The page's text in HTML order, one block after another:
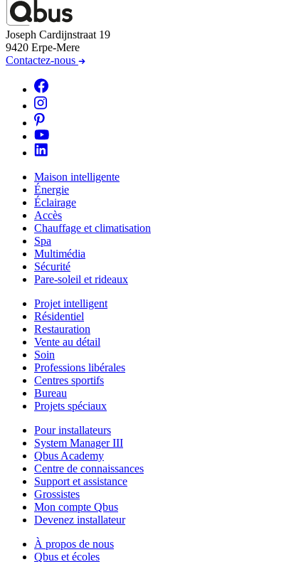
Joseph Cardijnstraat 19
9420 Erpe-Mere
Contactez-nous
Maison intelligente
Énergie
Éclairage
Accès
Chauffage et climatisation
Spa
Multimédia
Sécurité
Pare-soleil et rideaux
Projet intelligent
Résidentiel
Restauration
Vente au détail
Soin
Professions libérales
Centres sportifs
Bureau
Projets spéciaux
Pour installateurs
System Manager III
Qbus Academy
Centre de connaissances
Support et assistance
Grossistes
Mon compte Qbus
Devenez installateur
À propos de nous
Qbus et écoles